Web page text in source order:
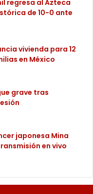
regresa al Azteca
de 10-0 ante
vivienda para 12
en México
grave tras
japonesa Mina
en vivo